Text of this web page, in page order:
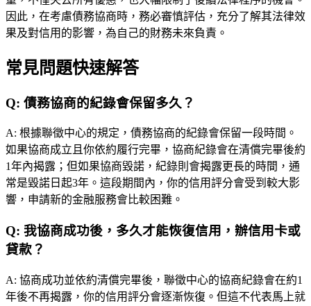
因此，在考慮債務協商時，務必審慎評估，充分了解其法律效
果及對信用的影響，為自己的財務未來負責。
常見問題快速解答
Q: 債務協商的紀錄會保留多久？
A: 根據聯徵中心的規定，債務協商的紀錄會保留一段時間。
如果協商成立且你依約履行完畢，協商紀錄會在清償完畢後約
1年內揭露；但如果協商毀諾，紀錄則會揭露更長的時間，通
常是毀諾日起3年。這段期間內，你的信用評分會受到較大影
響，申請新的金融服務會比較困難。
Q: 我協商成功後，多久才能恢復信用，辦信用卡或
貸款？
A: 協商成功並依約清償完畢後，聯徵中心的協商紀錄會在約1
年後不再揭露，你的信用評分會逐漸恢復。但這不代表馬上就